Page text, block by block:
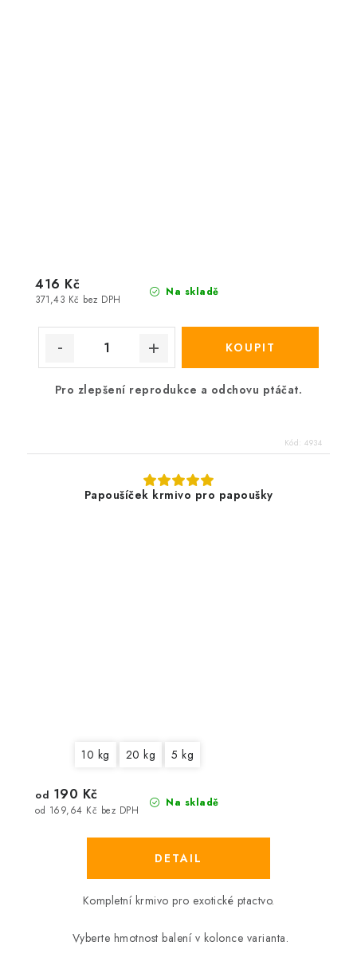
Na skladě
371,43 Kč bez DPH
416 Kč
Pro zlepšení reprodukce a odchovu ptáčat.
Kód: 4934
Papoušíček krmivo pro papoušky
10 kg 20 kg 5 kg
Na skladě
od 169,64 Kč bez DPH
od 190 Kč
Kompletní krmivo pro exotické ptactvo.
Vyberte hmotnost balení v kolonce varianta.